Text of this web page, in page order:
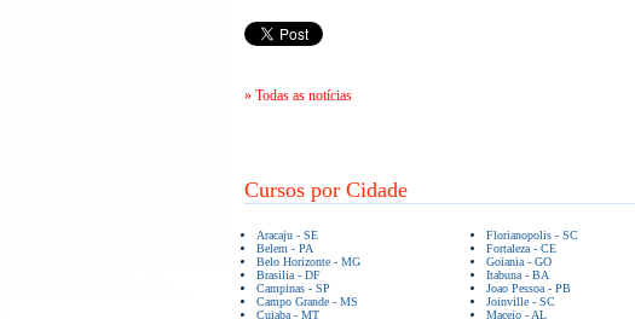
» Todas as notícias
Cursos por Cidade
Aracaju - SE
Belem - PA
Belo Horizonte - MG
Brasilia - DF
Campinas - SP
Campo Grande - MS
Cuiaba - MT
Florianopolis - SC
Fortaleza - CE
Goiania - GO
Itabuna - BA
Joao Pessoa - PB
Joinville - SC
Maceio - AL